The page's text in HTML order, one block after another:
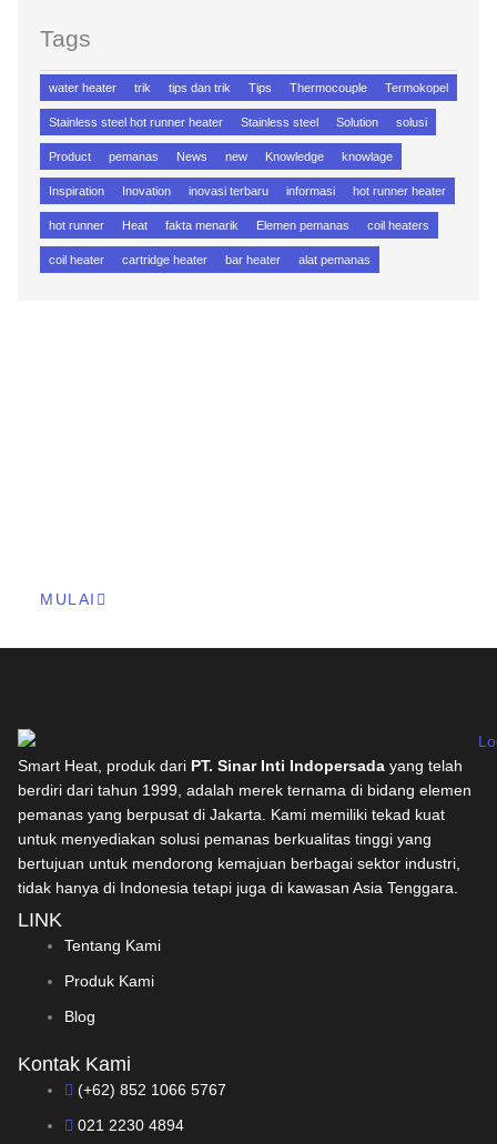
Tags
water heater trik tips dan trik Tips Thermocouple Termokopel
Stainless steel hot runner heater Stainless steel Solution solusi
Product pemanas News new Knowledge knowlage
Inspiration Inovation inovasi terbaru informasi hot runner heater
hot runner Heat fakta menarik Elemen pemanas coil heaters
coil heater cartridge heater bar heater alat pemanas
MULAI
Smart Heat, produk dari PT. Sinar Inti Indopersada yang telah
berdiri dari tahun 1999, adalah merek ternama di bidang elemen
pemanas yang berpusat di Jakarta. Kami memiliki tekad kuat
untuk menyediakan solusi pemanas berkualitas tinggi yang
bertujuan untuk mendorong kemajuan berbagai sektor industri,
tidak hanya di Indonesia tetapi juga di kawasan Asia Tenggara.
LINK
Tentang Kami
Produk Kami
Blog
Kontak Kami
(+62) 852 1066 5767
021 2230 4894